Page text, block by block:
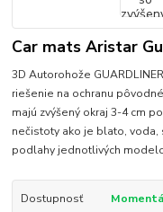
Car mats Aristar
3D Autorohože
riešenie na ochranu
majú zvýšený okraj 3-4 cm
nečistoty ako je blato,
podlahy jednotlivých
Dostupnosť